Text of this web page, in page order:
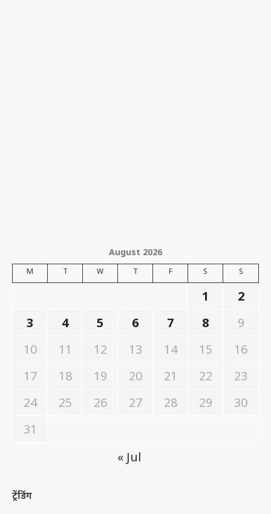
August 2026
M T W T F S S
1
2
3
4 5 6 7 8
9
10
11 12 13 14 15
16
17
18 19 20 21 22
23
24
25 26 27 28 29
30
31
« Jul
ट्रेंडिंग